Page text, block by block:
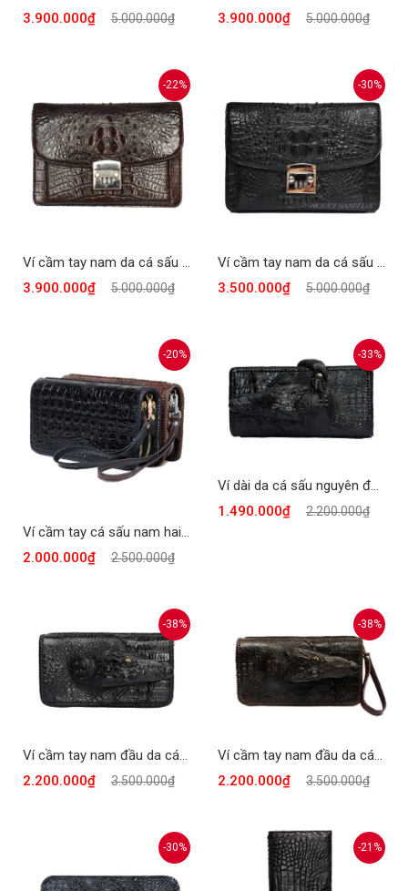
3.900.000₫
5.000.000₫
3.900.000₫
5.000.000₫
-22%
Ví cầm tay nam da cá sấu CTCS-904N
3.900.000₫
5.000.000₫
-30%
Ví cầm tay nam da cá sấu CTCS-904D
3.500.000₫
5.000.000₫
-20%
Ví cầm tay cá sấu nam hai dây kéo đan viền CTCS853
2.000.000₫
2.500.000₫
-33%
Ví dài da cá sấu nguyên đầu CTCS852-D
1.490.000₫
2.200.000₫
-38%
Ví cầm tay nam đầu da cá sấu CTCS851-D
2.200.000₫
3.500.000₫
-38%
Ví cầm tay nam đầu da cá sấu CTCS851-N
2.200.000₫
3.500.000₫
-30% -21%